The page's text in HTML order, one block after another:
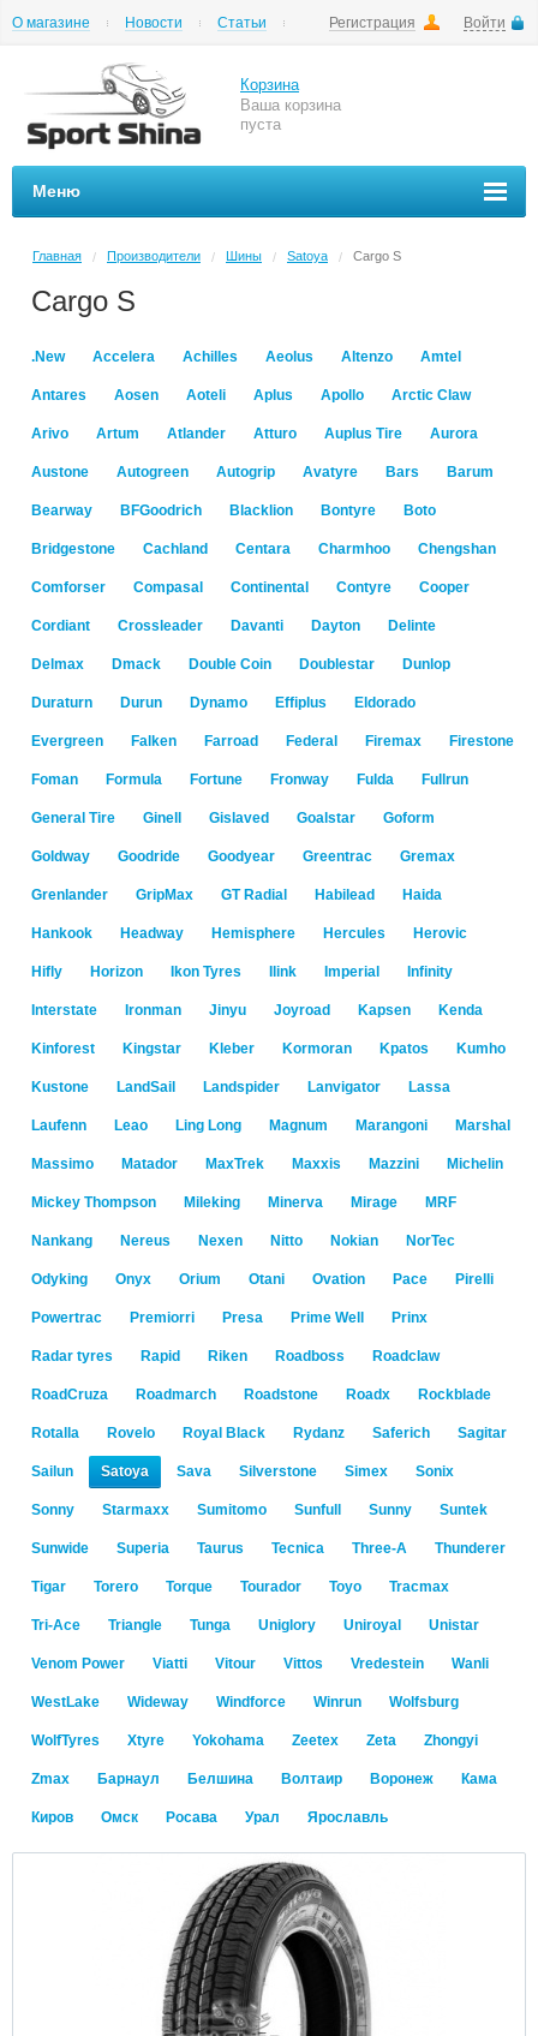
Регистрация Войти
О магазине Новости
Статьи
Корзина
Ваша корзина
пуста
Меню
Главная / Производители / Шины / Satoya / Cargo S
Cargo S
.New Accelera Achilles Aeolus Altenzo Amtel
Antares Aosen Aoteli Aplus Apollo Arctic Claw
Arivo Artum Atlander Atturo Auplus Tire Aurora
Austone Autogreen Autogrip Avatyre Bars Barum
Bearway BFGoodrich Blacklion Bontyre Boto
Bridgestone Cachland Centara Charmhoo Chengshan
Comforser Compasal Continental Contyre Cooper
Cordiant Crossleader Davanti Dayton Delinte
Delmax Dmack Double Coin Doublestar Dunlop
Duraturn Durun Dynamo Effiplus Eldorado
Evergreen Falken Farroad Federal Firemax Firestone
Foman Formula Fortune Fronway Fulda Fullrun
General Tire Ginell Gislaved Goalstar Goform
Goldway Goodride Goodyear Greentrac Gremax
Grenlander GripMax GT Radial Habilead Haida
Hankook Headway Hemisphere Hercules Herovic
Hifly Horizon Ikon Tyres Ilink Imperial Infinity
Interstate Ironman Jinyu Joyroad Kapsen Kenda
Kinforest Kingstar Kleber Kormoran Kpatos Kumho
Kustone LandSail Landspider Lanvigator Lassa
Laufenn Leao Ling Long Magnum Marangoni Marshal
Massimo Matador MaxTrek Maxxis Mazzini Michelin
Mickey Thompson Mileking Minerva Mirage MRF
Nankang Nereus Nexen Nitto Nokian NorTec
Odyking Onyx Orium Otani Ovation Pace Pirelli
Powertrac Premiorri Presa Prime Well Prinx
Radar tyres Rapid Riken Roadboss Roadclaw
RoadCruza Roadmarch Roadstone Roadx Rockblade
Rotalla Rovelo Royal Black Rydanz Saferich Sagitar
Sailun Satoya Sava Silverstone Simex Sonix
Sonny Starmaxx Sumitomo Sunfull Sunny Suntek
Sunwide Superia Taurus Tecnica Three-A Thunderer
Tigar Torero Torque Tourador Toyo Tracmax
Tri-Ace Triangle Tunga Uniglory Uniroyal Unistar
Venom Power Viatti Vitour Vittos Vredestein Wanli
WestLake Wideway Windforce Winrun Wolfsburg
WolfTyres Xtyre Yokohama Zeetex Zeta Zhongyi
Zmax Барнаул Белшина Волтаир Воронеж Кама
Киров Омск Росава Урал Ярославль